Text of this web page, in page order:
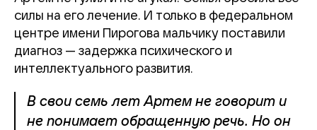
силы на его лечение. И только в федеральном
центре имени Пирогова мальчику поставили
диагноз — задержка психического и
интеллектуального развития.
В свои семь лет Артем не говорит и
не понимает обращенную речь. Но он